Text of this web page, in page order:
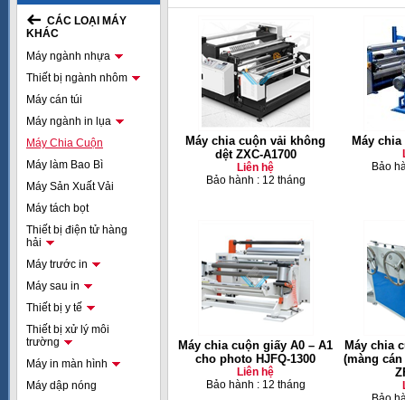
CÁC LOẠI MÁY
KHÁC
Máy ngành nhựa
Thiết bị ngành nhôm
Máy cán túi
Máy ngành in lụa
Máy Chia Cuộn
Máy làm Bao Bì
Máy Sản Xuất Vải
Máy tách bọt
Thiết bị điện tử hàng
hải
Máy trước in
Máy sau in
Thiết bị y tế
Thiết bị xử lý môi
trường
Máy in màn hình
Máy dập nóng
Máy chia cuộn vải không
dệt ZXC-A1700
Liên hệ
Bảo hành : 12 tháng
Máy
Bảo
Máy chia cuộn giấy A0 – A1
cho photo HJFQ-1300
Liên hệ
Bảo hành : 12 tháng
Máy chia
(màng